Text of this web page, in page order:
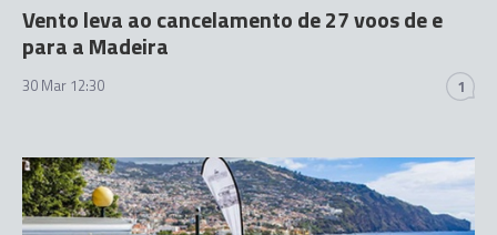
Vento leva ao cancelamento de 27 voos de e
para a Madeira
30 Mar 12:30 1